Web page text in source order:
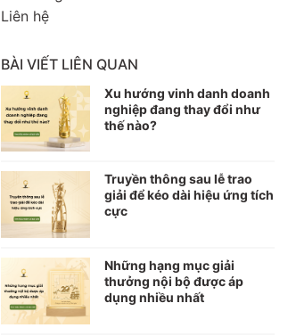
Liên hệ
BÀI VIẾT LIÊN QUAN
Xu hướng vinh danh doanh
nghiệp đang thay đổi như
thế nào?
Truyền thông sau lễ trao
giải để kéo dài hiệu ứng tích
cực
Những hạng mục giải
thưởng nội bộ được áp
dụng nhiều nhất